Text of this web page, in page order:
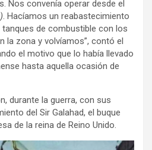
Nos convenía operar desde el
. Hacíamos un reabastecimiento
de combustible con los
la zona y volvíamos”, contó el
el motivo que lo había llevado
hasta aquella ocasión de
durante la guerra, con sus
del Sir Galahad, el buque
de la reina de Reino Unido.